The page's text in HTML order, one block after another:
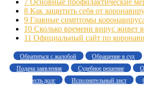
8 Как защитить себя от
9 Главные симптомы
10 Сколько времени вирус живет
11 Официальный сайт по
Обратиться с жалобой Обращение в суд
Подача заявления
Судебное решение
есть долг
Исполнительный лист